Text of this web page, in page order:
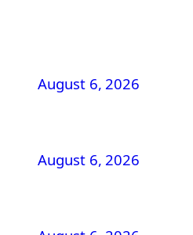
August 6, 2026
August 6, 2026